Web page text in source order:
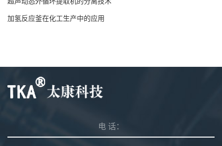
加氢反应釜在化工生产中的应用
电 话：